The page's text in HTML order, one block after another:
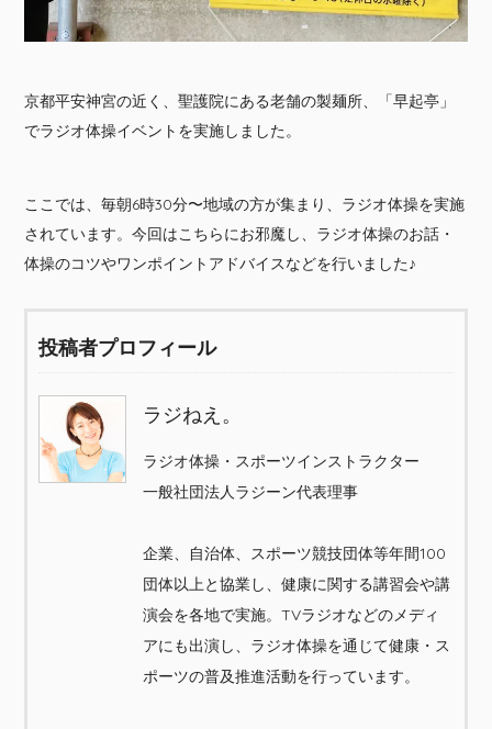
京都平安神宮の近く、聖護院にある老舗の製麺所、「早起亭」
でラジオ体操イベントを実施しました。
ここでは、毎朝6時30分〜地域の方が集まり、ラジオ体操を実施
されています。今回はこちらにお邪魔し、ラジオ体操のお話・
体操のコツやワンポイントアドバイスなどを行いました♪
投稿者プロフィール
ラジねえ。
ラジオ体操・スポーツインストラクター
一般社団法人ラジーン代表理事
企業、自治体、スポーツ競技団体等年間100
団体以上と協業し、健康に関する講習会や講
演会を各地で実施。TVラジオなどのメディ
アにも出演し、ラジオ体操を通じて健康・ス
ポーツの普及推進活動を行っています。